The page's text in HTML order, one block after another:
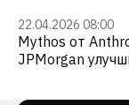
22.04.2026 08:00
Mythos от
JPMorgan